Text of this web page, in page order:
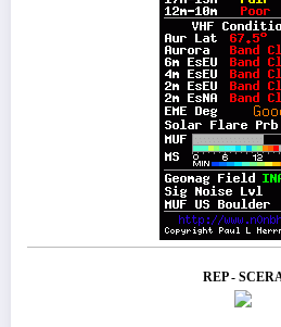
REP -